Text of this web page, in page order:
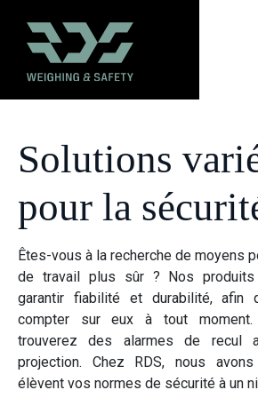
Solutions
pour la
Êtes-vous à la recherche de moyens
de travail plus sûr ? Nos
garantir fiabilité et durabilité, afin
compter sur eux à tout moment.
trouverez des alarmes de recul
projection. Chez RDS, nous
élèvent vos normes de sécurité à un